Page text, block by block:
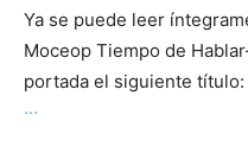
Ya se puede leer
Moceop Tiempo de
portada el siguiente título:
···